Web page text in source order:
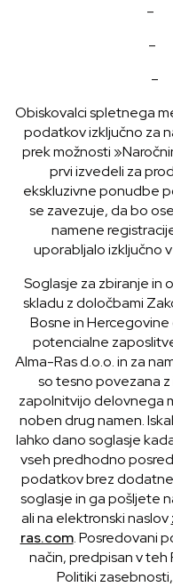
–
–
–
Obiskovalci spletnega
podatkov izključno za
prek možnosti
prvi izvedeli za
ekskluzivne ponudbe
se zavezuje, da bo
namene
uporabljalo izključno
Soglasje za zbiranje in
skladu z določbami
Bosne in Hercegovine
potencialne
Alma-Ras d.o.o. in za
so tesno povezana
zapolnitvijo delovnega
noben drug namen.
lahko dano soglasje
vseh predhodno
podatkov brez
soglasje in ga pošljete
ali na elektronski naslov
ras.com. Posredovani
način, predpisan v teh
Politiki